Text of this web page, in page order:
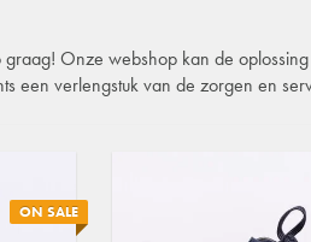
Onze webshop kan de
een verlengstuk van de zorgen en
ON SALE